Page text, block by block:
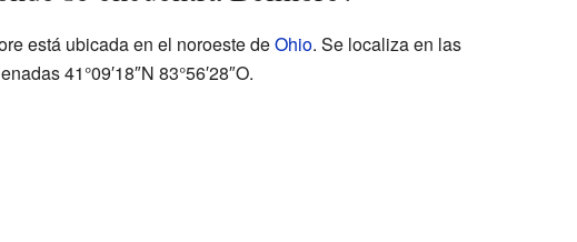
está ubicada en el noroeste deOhio. Se localiza en las
41°09′18″N 83°56′28″O.